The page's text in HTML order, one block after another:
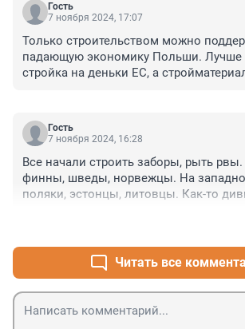
Гость
7 ноября 2024, 17:07
Только строительством можно
падающую экономику Польши. Лучше
стройка на деньки ЕС, а
Гость
7 ноября 2024, 16:28
Все начали строить заборы, рыть
финны, шведы, норвежцы. На
поляки, эстонцы, литовцы. Как-то
Читать все